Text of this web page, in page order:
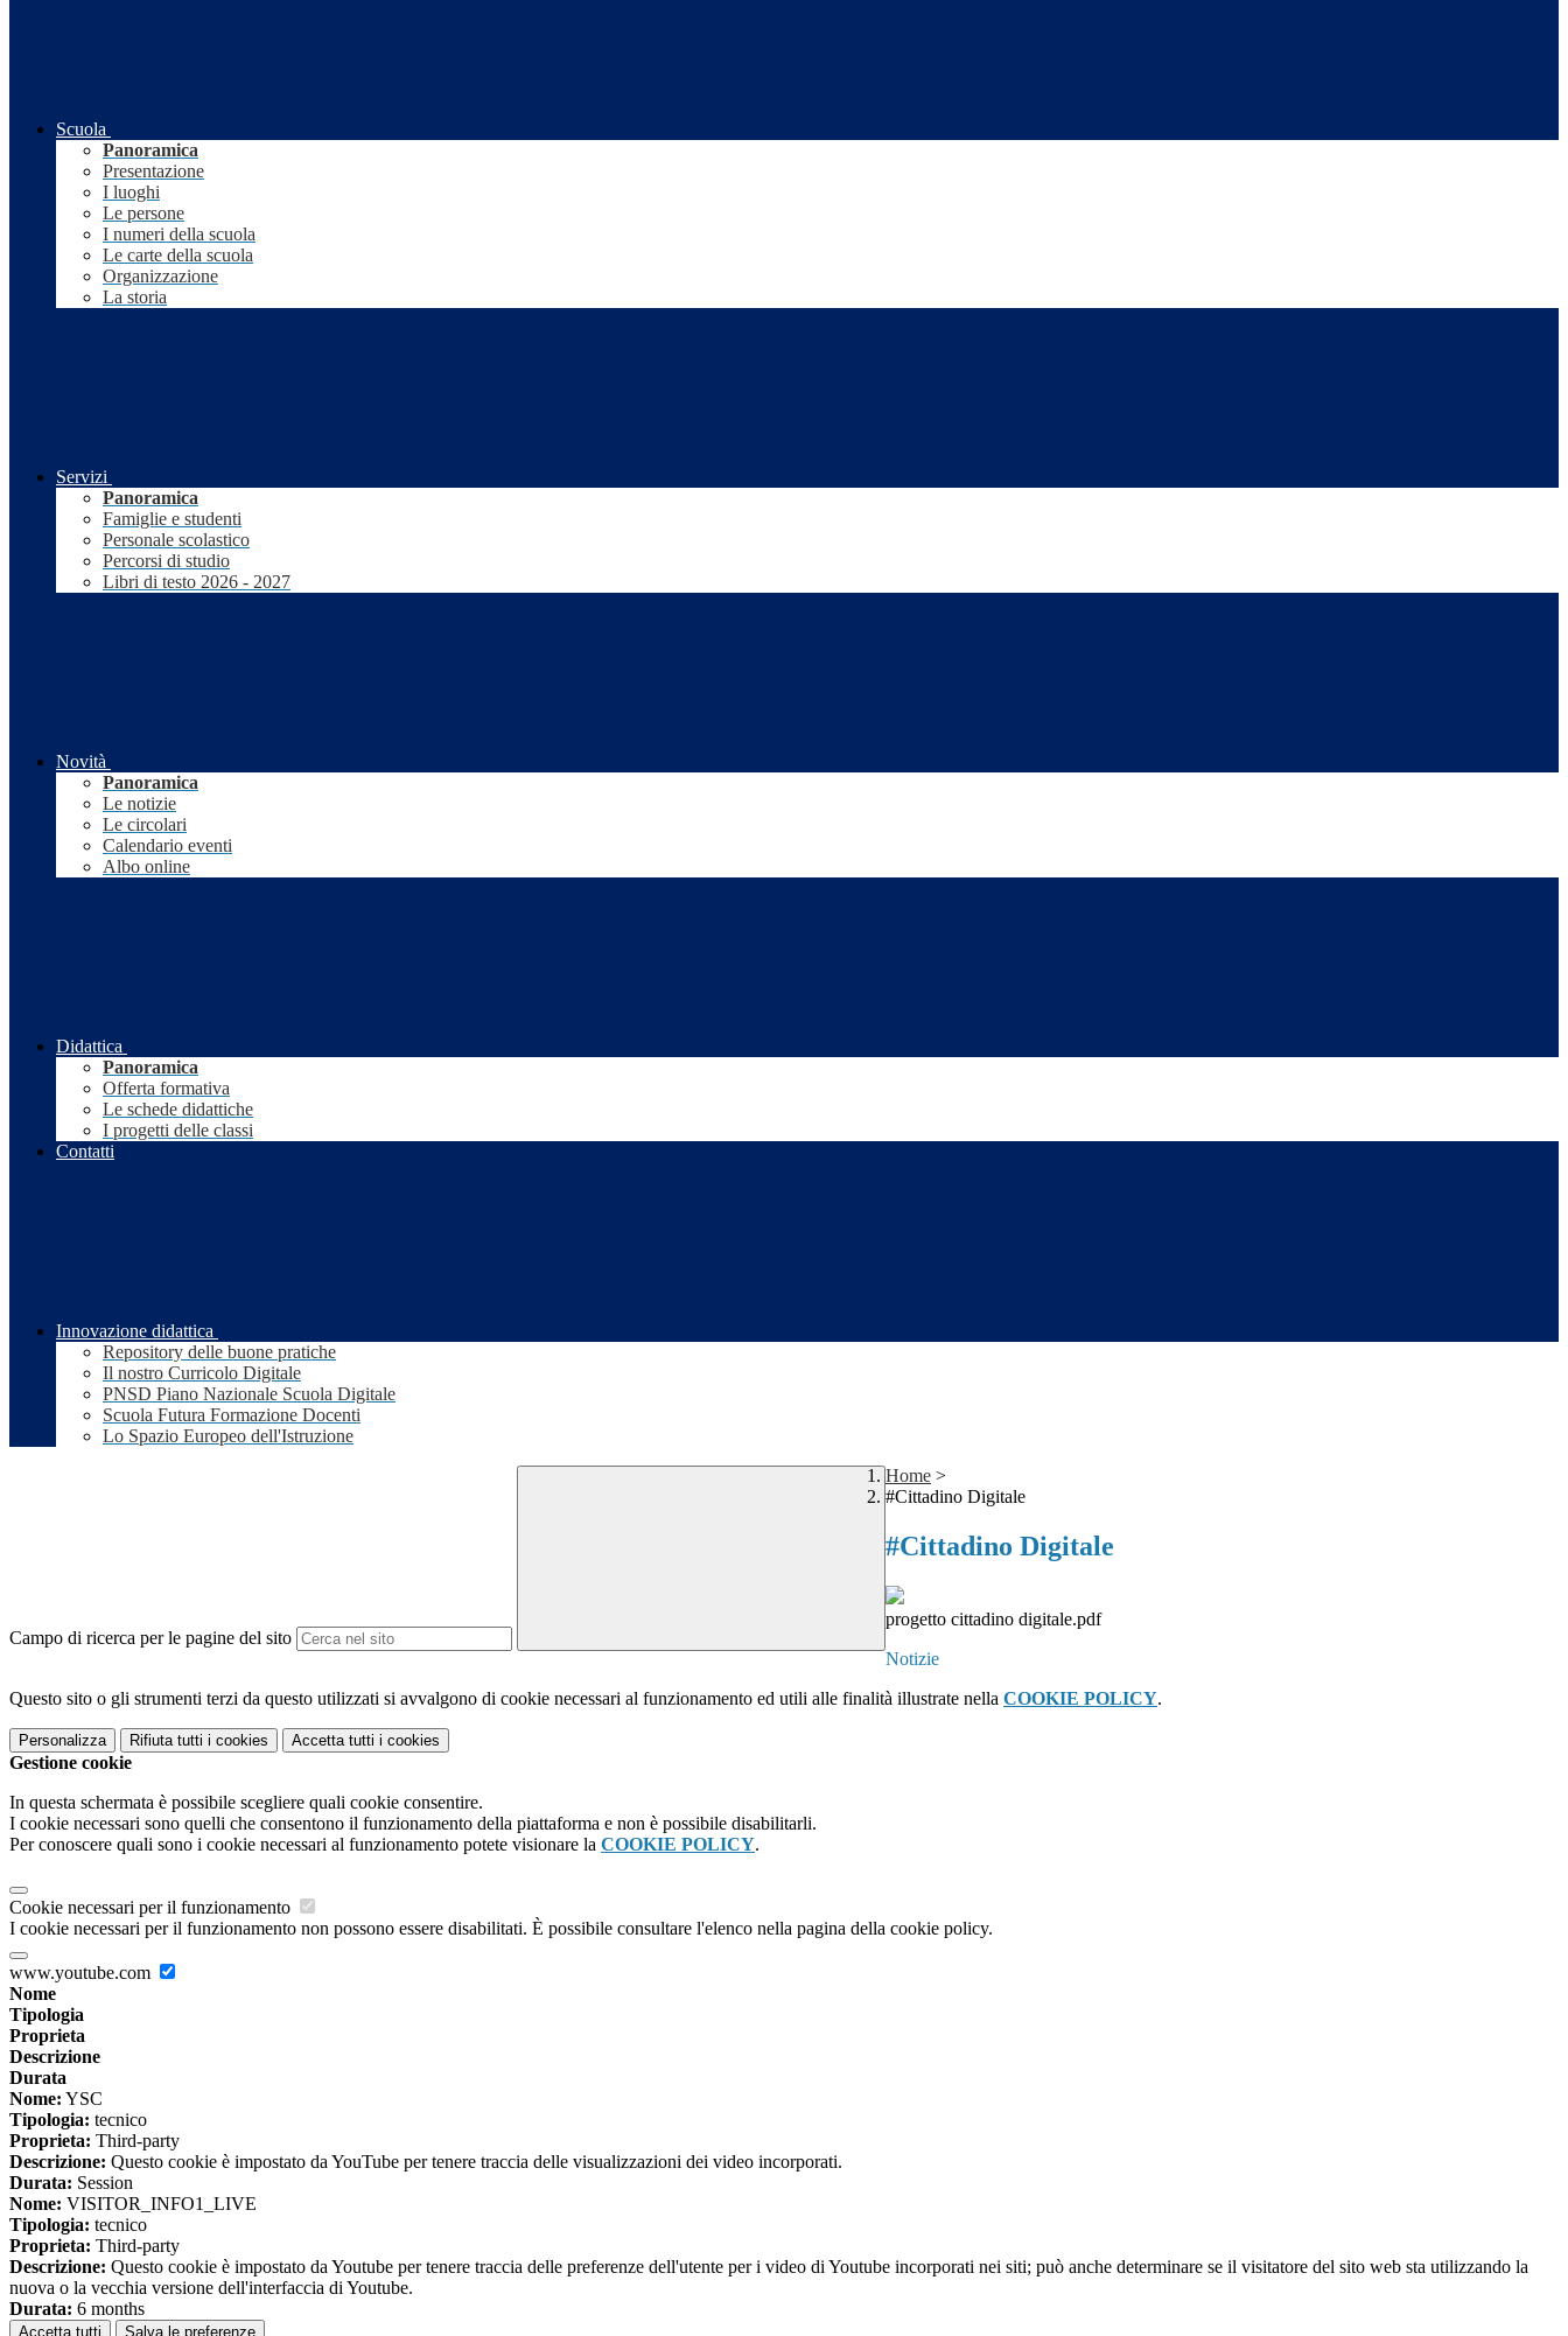
Scuola
Panoramica
Presentazione
I luoghi
Le persone
I numeri della scuola
Le carte della scuola
Organizzazione
La storia
Servizi
Panoramica
Famiglie e studenti
Personale scolastico
Percorsi di studio
Libri di testo 2026 - 2027
Novità
Panoramica
Le notizie
Le circolari
Calendario eventi
Albo online
Didattica
Panoramica
Offerta formativa
Le schede didattiche
I progetti delle classi
Contatti
Innovazione didattica
Repository delle buone pratiche
Il nostro Curricolo Digitale
PNSD Piano Nazionale Scuola Digitale
Scuola Futura Formazione Docenti
Lo Spazio Europeo dell'Istruzione
Campo di ricerca per le pagine del sito
Home >
#Cittadino Digitale
#Cittadino Digitale
progetto cittadino digitale.pdf
Notizie
Questo sito o gli strumenti terzi da questo utilizzati si avvalgono di cookie necessari al funzionamento ed utili alle finalità illustrate nella COOKIE POLICY.
Personalizza Rifiuta tutti i cookies Accetta tutti i cookies
Gestione cookie
In questa schermata è possibile scegliere quali cookie consentire.
I cookie necessari sono quelli che consentono il funzionamento della piattaforma e non è possibile disabilitarli.
Per conoscere quali sono i cookie necessari al funzionamento potete visionare la COOKIE POLICY.
Cookie necessari per il funzionamento
I cookie necessari per il funzionamento non possono essere disabilitati. È possibile consultare l'elenco nella pagina della cookie policy.
www.youtube.com
Nome
Tipologia
Proprieta
Descrizione
Durata
Nome: YSC
Tipologia: tecnico
Proprieta: Third-party
Descrizione: Questo cookie è impostato da YouTube per tenere traccia delle visualizzazioni dei video incorporati.
Durata: Session
Nome: VISITOR_INFO1_LIVE
Tipologia: tecnico
Proprieta: Third-party
Descrizione: Questo cookie è impostato da Youtube per tenere traccia delle preferenze dell'utente per i video di Youtube incorporati nei siti; può anche determinare se il visitatore del sito web sta utilizzando la
nuova o la vecchia versione dell'interfaccia di Youtube.
Durata: 6 months
Accetta tutti Salva le preferenze